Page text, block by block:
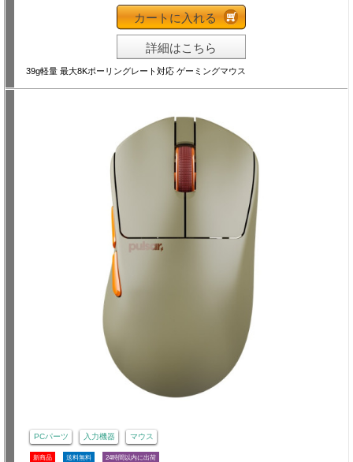
カートに入れる
詳細はこちら
39g軽量 最大8Kポーリングレート対応 ゲーミングマウス
PCパーツ 入力機器 マウス
新商品 送料無料 24時間以内に出荷